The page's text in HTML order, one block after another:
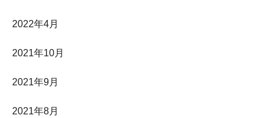
2022年4月
2021年10月
2021年9月
2021年8月